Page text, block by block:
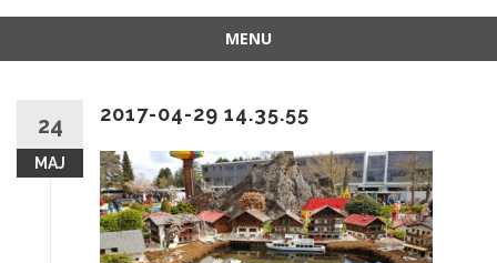
MENU
24
MAJ
2017-04-29 14.35.55